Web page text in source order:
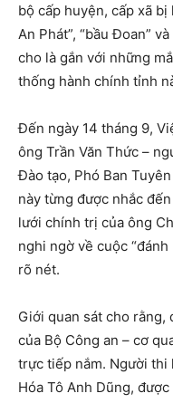
bộ cấp huyện, cấp xã
An Phát”, “bầu Đoan”
cho là gắn với những
thống hành chính tỉnh
Đến ngày 14 tháng 9,
ông Trần Văn Thức –
Đào tạo, Phó Ban
này từng được nhắc
lưới chính trị của ông
nghi ngờ về cuộc
rõ nét.
Giới quan sát cho rằng,
của Bộ Công an – cơ
trực tiếp nắm. Người thi
Hóa Tô Anh Dũng,